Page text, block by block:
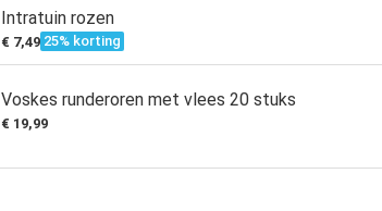
Intratuin rozen
€ 7,49 25% korting
Voskes runderoren met vlees 20 stuks
€ 19,99